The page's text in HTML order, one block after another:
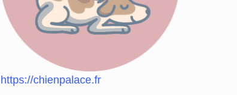
https://chienpalace.fr